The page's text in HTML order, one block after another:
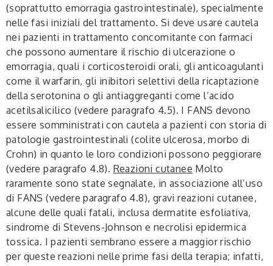
(soprattutto emorragia gastrointestinale), specialmente
nelle fasi iniziali del trattamento. Si deve usare cautela
nei pazienti in trattamento concomitante con farmaci
che possono aumentare il rischio di ulcerazione o
emorragia, quali i corticosteroidi orali, gli anticoagulanti
come il warfarin, gli inibitori selettivi della ricaptazione
della serotonina o gli antiaggreganti come l’acido
acetilsalicilico (vedere paragrafo 4.5). I FANS devono
essere somministrati con cautela a pazienti con storia di
patologie gastrointestinali (colite ulcerosa, morbo di
Crohn) in quanto le loro condizioni possono peggiorare
(vedere paragrafo 4.8). Reazioni cutanee Molto
raramente sono state segnalate, in associazione all’uso
di FANS (vedere paragrafo 4.8), gravi reazioni cutanee,
alcune delle quali fatali, inclusa dermatite esfoliativa,
sindrome di Stevens-Johnson e necrolisi epidermica
tossica. I pazienti sembrano essere a maggior rischio
per queste reazioni nelle prime fasi della terapia; infatti,